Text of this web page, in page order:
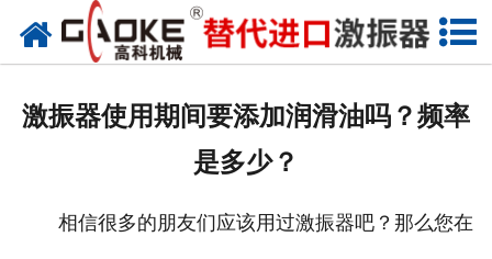
首页
激振器使用期间要添加润滑油吗？频率
是多少？
相信很多的朋友们应该用过激振器吧？那么您在